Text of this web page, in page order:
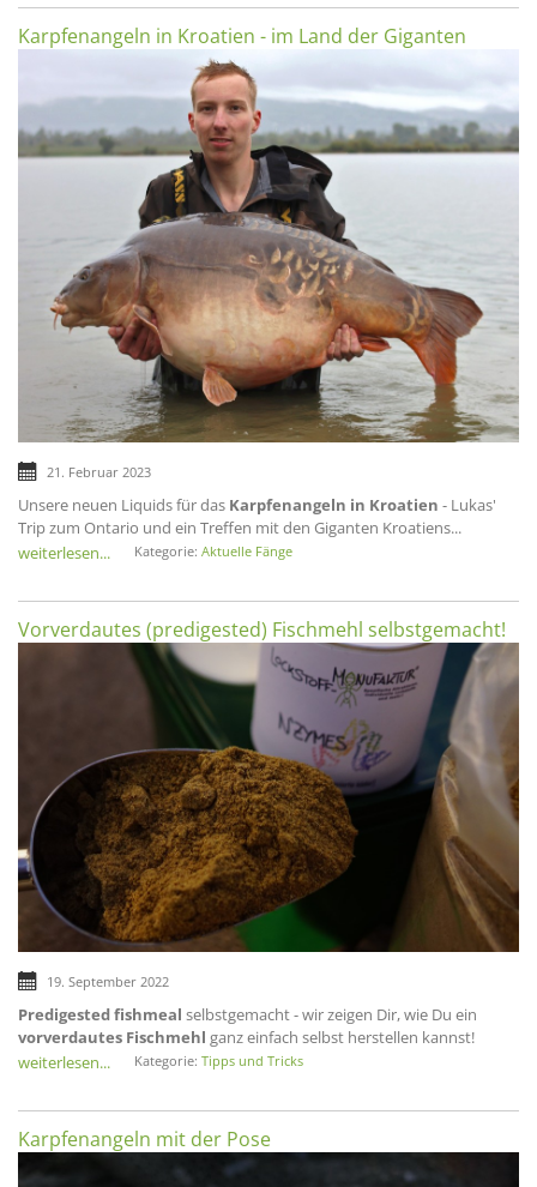
Karpfenangeln in Kroatien - im Land der Giganten
21. Februar 2023
Unsere neuen Liquids für das Karpfenangeln in Kroatien - Lukas'
Trip zum Ontario und ein Treffen mit den Giganten Kroatiens...
weiterlesen...
Kategorie: Aktuelle Fänge
Vorverdautes (predigested) Fischmehl selbstgemacht!
19. September 2022
Predigested fishmeal selbstgemacht - wir zeigen Dir, wie Du ein
vorverdautes Fischmehl ganz einfach selbst herstellen kannst!
weiterlesen...
Kategorie: Tipps und Tricks
Karpfenangeln mit der Pose